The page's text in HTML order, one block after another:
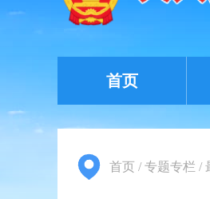
首页
首页 /专题专栏 /